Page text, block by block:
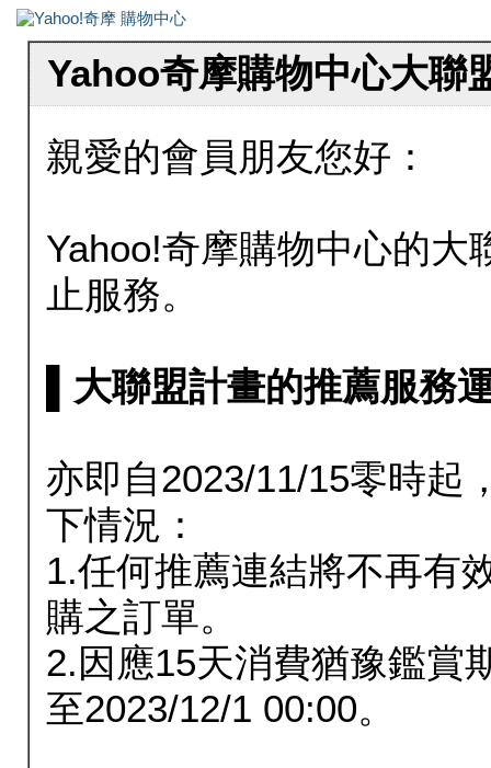
Yahoo奇摩購物中心大聯
親愛的會員朋友您好：
Yahoo!奇摩購物中心的大
止服務。
▌大聯盟計畫的推薦服務
亦即自2023/11/15零時起
下情況：
1.任何推薦連結將不再有
購之訂單。
2.因應15天消費猶豫鑑賞
至2023/12/1 00:00。